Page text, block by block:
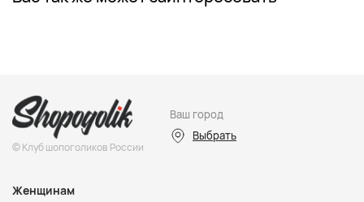
© Клуб шопоголиков России
Ваш город
Выбрать
Женщинам